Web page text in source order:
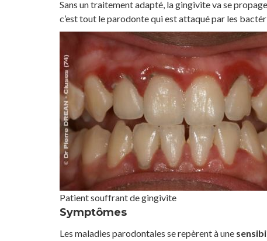
Sans un traitement adapté, la gingivite va se
c’est tout le parodonte qui est attaqué par les
Patient souffrant de gingivite
Symptômes
Les maladies parodontales se repèrent à une